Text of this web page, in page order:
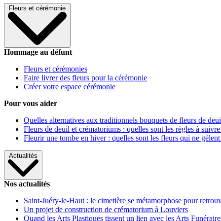
Fleurs et cérémonie
Hommage au défunt
Fleurs et cérémonies
Faire livrer des fleurs pour la cérémonie
Créer votre espace cérémonie
Pour vous aider
Quelles alternatives aux traditionnels bouquets de fleurs de
Fleurs de deuil et crématoriums : quelles sont les règles à
Fleurir une tombe en hiver : quelles sont les fleurs qui ne gèlent
Actualités
Nos actualités
Saint-Juéry-le-Haut : le cimetière se métamorphose pour
Un projet de construction de crématorium à Louviers
Quand les Arts Plastiques tissent un lien avec les Arts